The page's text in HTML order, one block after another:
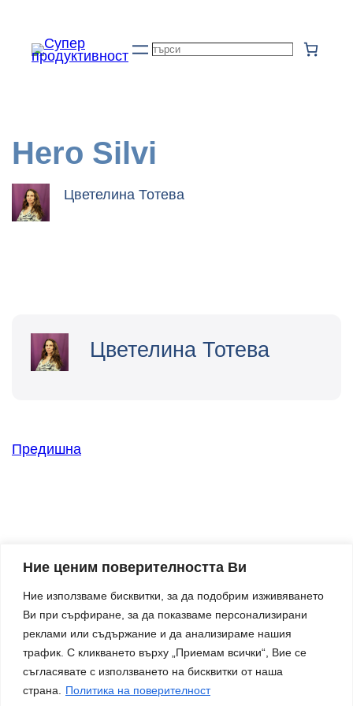
Ние ценим поверителността Ви
Ние използваме бисквитки, за да подобрим изживяването
Ви при сърфиране, за да показваме персонализирани
реклами или съдържание и да анализираме нашия
трафик. С кликването върху „Приемам всички“, Вие се
съгласявате с използването на бисквитки от наша
страна.
Политика на поверителност
Търсене
Hero Silvi
Цветелина Тотева
Цветелина Тотева
Предишна
Твоят партньор за по-добра организация и
спокойствие в бизнеса.
Контакти
silvina@superproduktivnost.com